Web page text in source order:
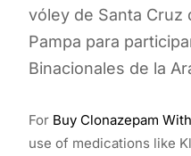
vóley de Santa Cruz
Pampa para
Binacionales de la
For Buy Clonazepam
use of medications like